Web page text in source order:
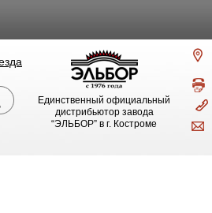
Единственный официальный
дистрибьютор завода
“ЭЛЬБОР” в г. Костроме